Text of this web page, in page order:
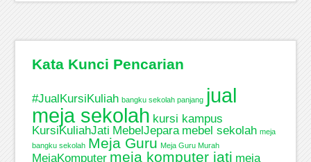
Kata Kunci Pencarian
#JualKursiKuliah bangku sekolah panjang jual
meja sekolah kursi kampus
KursiKuliahJati MebelJepara mebel sekolah meja
bangku sekolah Meja Guru Meja Guru Murah
MejaKomputer meja komputer jati meja